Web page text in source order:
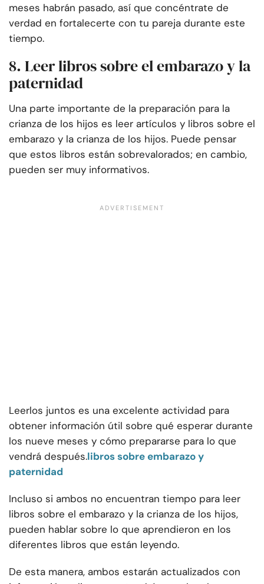
meses habrán pasado, así que concéntrate de
verdad en fortalecerte con tu pareja durante este
tiempo.
8. Leer libros sobre el embarazo y la
paternidad
Una parte importante de la preparación para la
crianza de los hijos es leer artículos y libros sobre el
embarazo y la crianza de los hijos. Puede pensar
que estos libros están sobrevalorados; en cambio,
pueden ser muy informativos.
Leerlos juntos es una excelente actividad para
obtener información útil sobre qué esperar durante
los nueve meses y cómo prepararse para lo que
vendrá después.libros sobre embarazo y
paternidad
Incluso si ambos no encuentran tiempo para leer
libros sobre el embarazo y la crianza de los hijos,
pueden hablar sobre lo que aprendieron en los
diferentes libros que están leyendo.
De esta manera, ambos estarán actualizados con